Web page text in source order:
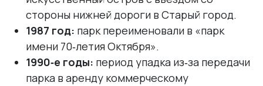
стороны нижней дороги в Старый город.
1987 год: парк переименовали в «парк
имени 70‑летия Октября».
1990‑е годы: период упадка из‑за передачи
парка в аренду коммерческому